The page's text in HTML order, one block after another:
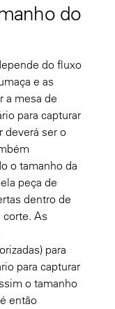
do
do fluxo
e as
a mesa de
para capturar
deverá ser o
o tamanho da
peça de
dentro de
corte. As
para
para capturar
o tamanho
então